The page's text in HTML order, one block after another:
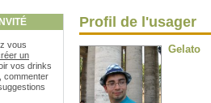
vous
un
vos drinks
commenter
Profil de l'usager
Gelato